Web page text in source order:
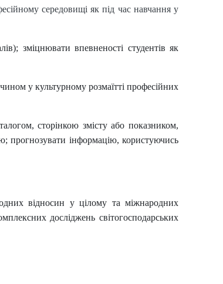
середовищі як під час навчання у
зміцнювати впевненості студентів як
у культурному розмаїтті професійних
сторінкою змісту або показником,
прогнозувати інформацію, користуючись
відносин у цілому та міжнародних
досліджень світогосподарських